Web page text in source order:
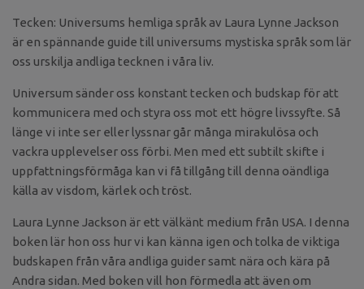
Tecken: Universums hemliga språk av Laura Lynne Jackson
är en spännande guide till universums mystiska språk som lär
oss urskilja andliga tecknen i våra liv.
Universum sänder oss konstant tecken och budskap för att
kommunicera med och styra oss mot ett högre livssyfte. Så
länge vi inte ser eller lyssnar går många mirakulösa och
vackra upplevelser oss förbi. Men med ett subtilt skifte i
uppfattningsförmåga kan vi få tillgång till denna oändliga
källa av visdom, kärlek och tröst.
Laura Lynne Jackson är ett välkänt medium från USA. I denna
boken lär hon oss hur vi kan känna igen och tolka de viktiga
budskapen från våra andliga guider samt nära och kära på
Andra sidan. Med boken vill hon förmedla att även om